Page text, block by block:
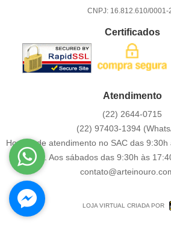
CNPJ: 16.812.610/0001-
Certificados
Atendimento
(22) 2644-0715
(22) 97403-1394
Horário de atendimento no SAC das
a sexta. Aos sábados das 9:30h às
LOJA VIRTUAL CRIADA POR